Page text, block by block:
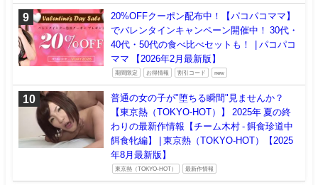
20%OFFクーポン配布中！【パコパコママ】
でバレンタインキャンペーン開催中！ 30代・
40代・50代の食べ比べセットも！ | パコパコ
ママ 【2026年2月最新版】
期間限定 お得情報 割引コード new
普通の女の子が"堕ちる瞬間"見ませんか？
【東京熱（TOKYO-HOT）】 2025年 夏の終
わりの最新作情報【チーム木村 - 餌食珍道中
餌食牝編】 | 東京熱（TOKYO-HOT）【2025
年8月最新版】
東京熱（TOKYO-HOT） 最新作情報